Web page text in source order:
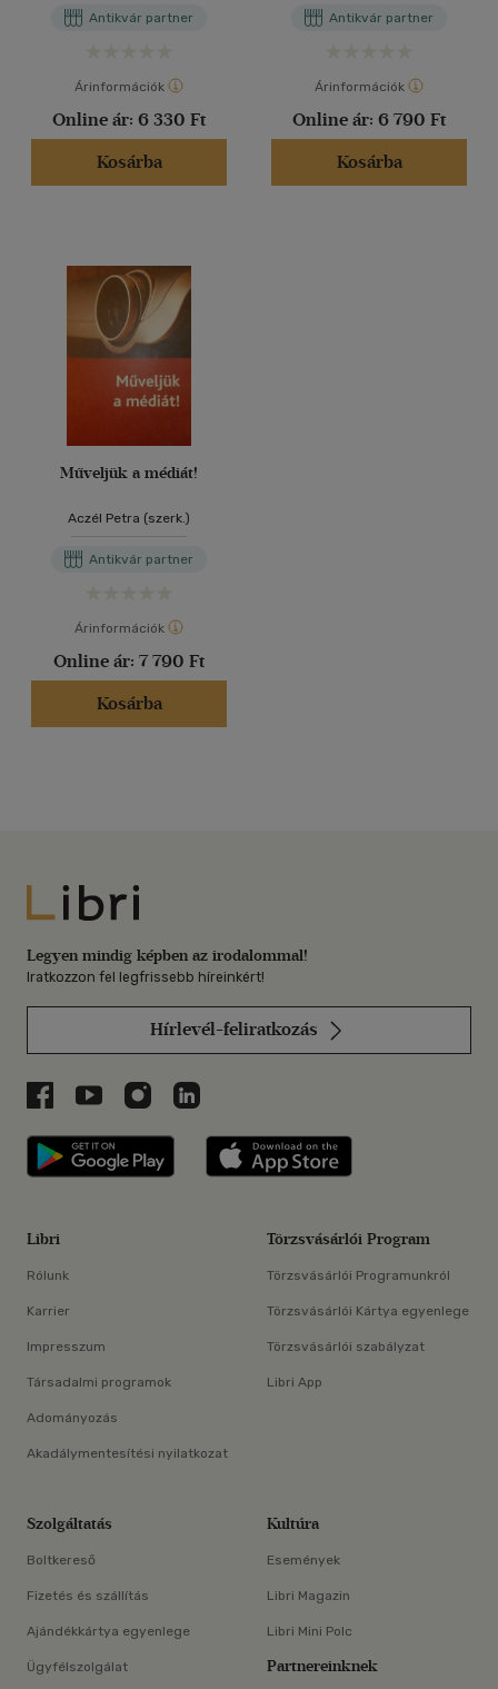
Antikvár partner
Árinformációk
Online ár: 6 330 Ft
Kosárba
Antikvár partner
Árinformációk
Online ár: 6 790 Ft
Kosárba
Műveljük a médiát!
Aczél Petra (szerk.)
Antikvár partner
Árinformációk
Online ár: 7 790 Ft
Kosárba
Libri
Legyen mindig képben az irodalommal!
Iratkozzon fel legfrissebb híreinkért!
Hírlevél-feliratkozás
Libri a Facebookon
Libri a Youtube-on
Libri az Instagramon
Libri a LinkedInen
Libri applikáció Szerezd meg: Google
Libri
Rólunk
Karrier
Impresszum
Társadalmi programok
Adományozás
Akadálymentesítési nyilatkozat
Törzsvásárlói Program
Törzsvásárlói Programunkról
Törzsvásárlói Kártya egyenlege
Törzsvásárlói szabályzat
Libri App
Szolgáltatás
Boltkereső
Fizetés és szállítás
Ajándékkártya egyenlege
Ügyfélszolgálat
Kultúra
Események
Libri Magazin
Libri Mini Polc
Partnereinknek